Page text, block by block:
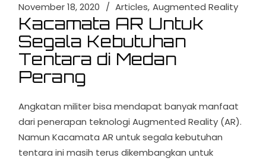
November 18, 2020 Articles Augmented Reality
Kacamata AR Untuk
Segala Kebutuhan
Tentara di Medan
Perang
Angkatan militer bisa mendapat banyak manfaat
dari penerapan teknologi Augmented Reality (AR).
Namun Kacamata AR untuk segala kebutuhan
tentara ini masih terus dikembangkan untuk